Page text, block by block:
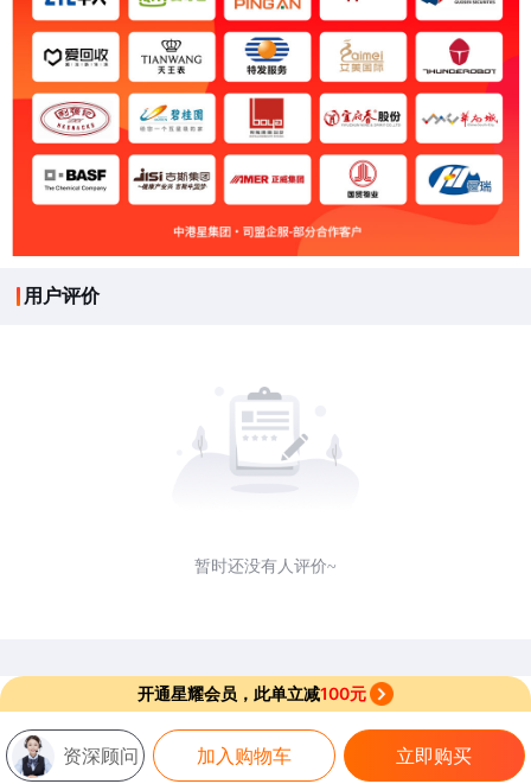
用户评价
暂时还没有人评价~
开通星耀会员，此单立减100元
资深顾问 加入购物车 立即购买